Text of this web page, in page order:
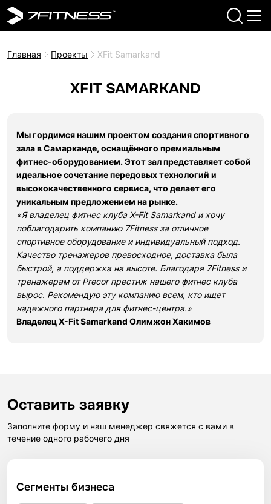
Главная Проекты XFit Samarkand
XFIT SAMARKAND
Мы гордимся нашим проектом создания спортивного
зала в Самарканде, оснащённого премиальным
фитнес-оборудованием. Этот зал представляет собой
идеальное сочетание передовых технологий и
высококачественного сервиса, что делает его
уникальным предложением на рынке.
«Я владелец фитнес клуба X-Fit Samarkand и хочу
поблагодарить компанию 7Fitness за отличное
спортивное оборудование и индивидуальный подход.
Качество тренажеров превосходное, доставка была
быстрой, а поддержка на высоте. Благодаря 7Fitness и
тренажерам от Precor престиж нашего фитнес клуба
вырос. Рекомендую эту компанию всем, кто ищет
надежного партнера для фитнес-центра.»
Владелец X-Fit Samarkand Олимжон Хакимов
Оставить заявку
Заполните форму и наш менеджер свяжется с вами в
течение одного рабочего дня
Сегменты бизнеса